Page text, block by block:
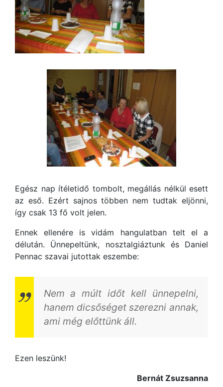
Egész nap ítéletidő tombolt, megállás nélkül esett
az eső. Ezért sajnos többen nem tudtak eljönni,
így csak 13 fő volt jelen.
Ennek ellenére is vidám hangulatban telt el a
délután. Ünnepeltünk, nosztalgiáztunk és Daniel
Pennac szavai jutottak eszembe:
Nem a múlt időt kell ünnepelni,
hanem dicsőséget szerezni annak,
ami még előttünk áll.
Ezen leszünk!
Bernát Zsuzsanna